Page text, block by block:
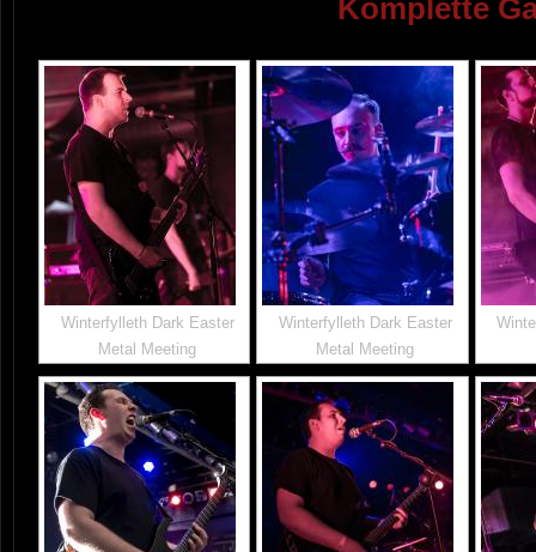
Komplette
Winterfylleth Dark Easter
Metal Meeting
Winterfylleth Dark Easter
Metal Meeting